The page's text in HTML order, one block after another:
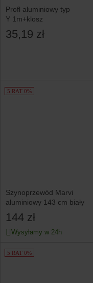
Profl aluminiowy typ
Y 1m+klosz
35,19 zł
5 RAT 0%
Szynoprzewód Marvi
aluminiowy 143 cm biały
144 zł
Wysyłamy w 24h
5 RAT 0%